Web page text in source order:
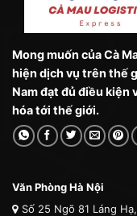
Mong muốn của Cà
hiện dịch vụ trên thế
Nam đạt đủ điều kiện
hóa tới thế giới.
Văn Phòng Hà Nội
Số 25 Ngõ 81 Láng